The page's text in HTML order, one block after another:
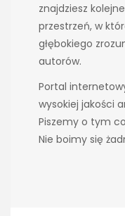
znajdziesz
przestrzeń, w
głębokiego
autorów.
Portal
wysokiej jakości
Piszemy o tym
Nie boimy się